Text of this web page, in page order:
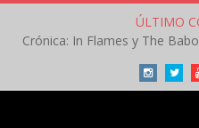
ÚLTIMO
Instagram